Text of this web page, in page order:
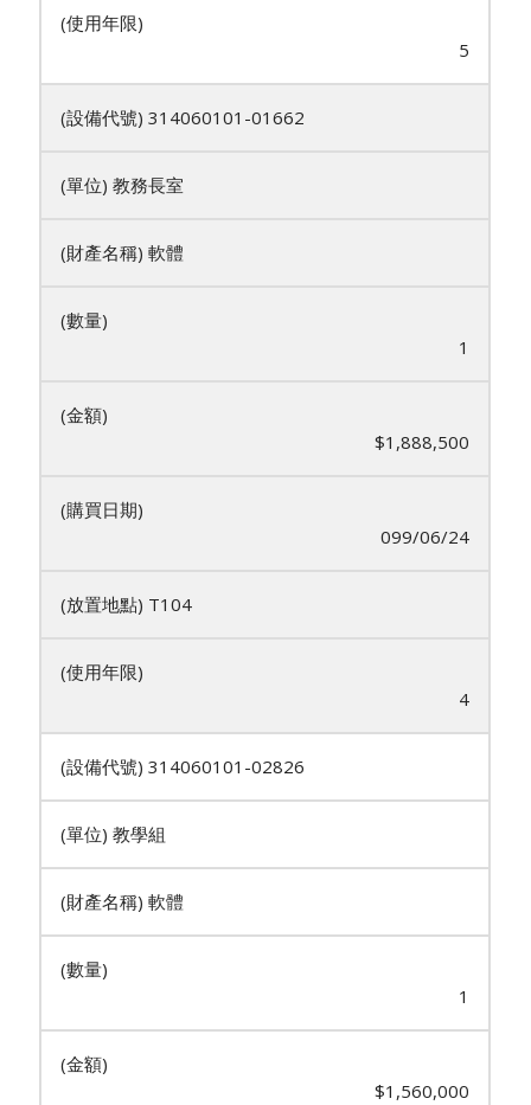
5
314060101-01662
教務長室
軟體
1
$1,888,500
099/06/24
T104
4
314060101-02826
教學組
軟體
1
$1,560,000